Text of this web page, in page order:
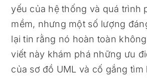
yếu của hệ thống và quá trình
mềm, nhưng một số lượng
lại tin rằng nó hoàn toàn
viết này khám phá những ưu
của sơ đồ UML và cố gắng tìm